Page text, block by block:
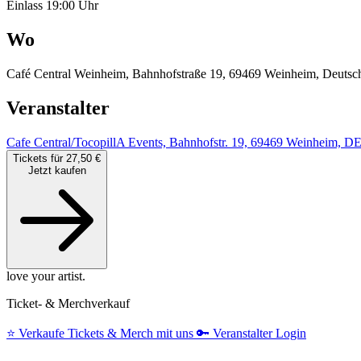
Einlass 19:00 Uhr
Wo
Café Central Weinheim, Bahnhofstraße 19, 69469 Weinheim,
Veranstalter
Cafe Central/TocopillA Events, Bahnhofstr. 19, 69469 Weinheim, DE
Tickets für 27,50 €
Jetzt kaufen
love your artist.
Ticket- & Merchverkauf
⭐️ Verkaufe Tickets & Merch mit uns 🔑 Veranstalter Login